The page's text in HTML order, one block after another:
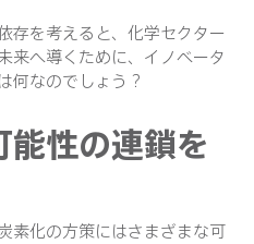
存を考えると、化学セクター
来へ導くために、イノベータ
何なのでしょう？
性の連鎖を
素化の方策にはさまざまな可